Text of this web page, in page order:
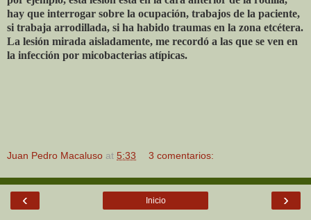
hay que interrogar sobre la ocupación, trabajos de la paciente,
si trabaja arrodillada, si ha habido traumas en la zona etcétera.
La lesión mirada aisladamente, me recordó a las que se ven en
la infección por micobacterias atípicas.
Juan Pedro Macaluso at 5:33 3 comentarios:
‹ ›
Inicio